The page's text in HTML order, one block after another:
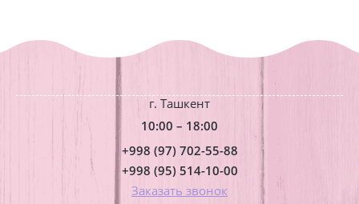
г. Ташкент
10:00 – 18:00
+998 (97) 702-55-88
+998 (95) 514-10-00
Заказать звонок